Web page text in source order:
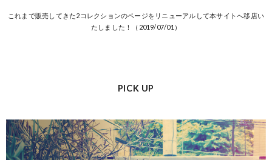
これまで販売してきた2コレクションのページをリニューアルして本サイトへ移店い
たしました！（2019/07/01）
PICK UP